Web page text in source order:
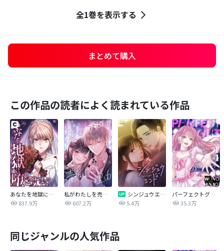
全1巻を表示する
まとめて購入
この作品の読者によく読まれている作品
あなたを地獄に堕とすまで
837.9万
私がわたしを売る理由
607.2万
シンジュウエンド【タテヨミ】
5.4万
パーフェクトグリッター
35.3万
同じジャンルの人気作品